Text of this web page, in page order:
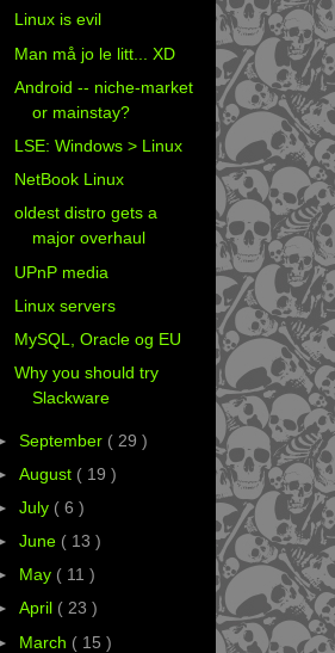
Linux is evil
Man må jo le litt... XD
Android -- niche-market
or mainstay?
LSE: Windows > Linux
NetBook Linux
oldest distro gets a
major overhaul
UPnP media
Linux servers
MySQL, Oracle og EU
Why you should try
Slackware
September ( 29 )
August ( 19 )
July ( 6 )
June ( 13 )
May ( 11 )
April ( 23 )
March ( 15 )